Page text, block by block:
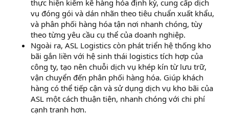
thực hiện kiểm kê hàng hóa định kỳ, cung cấp dịch
vụ đóng gói và dán nhãn theo tiêu chuẩn xuất khẩu,
và phân phối hàng hóa tận nơi nhanh chóng, tùy
theo từng yêu cầu cụ thể của doanh nghiệp.
Ngoài ra, ASL Logistics còn phát triển hệ thống kho
bãi gắn liền với hệ sinh thái logistics tích hợp của
công ty, tạo nên chuỗi dịch vụ khép kín từ lưu trữ,
vận chuyển đến phân phối hàng hóa. Giúp khách
hàng có thể tiếp cận và sử dụng dịch vụ kho bãi của
ASL một cách thuận tiện, nhanh chóng với chi phí
cạnh tranh hơn.